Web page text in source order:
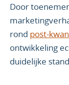
Door
rond
ontwikkeling
duidelijke